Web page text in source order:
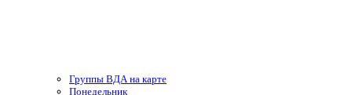
Группы ВДА на карте
Понедельник